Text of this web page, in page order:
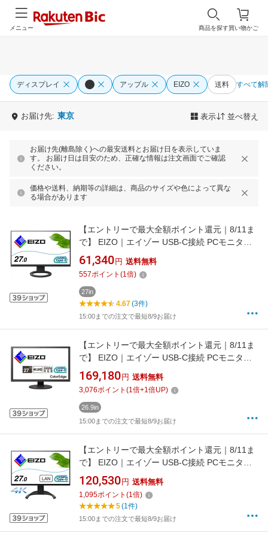
買い物かご
商品を探す
メニュー
ディスプレイ アップル EIZO 送料 すべて解
お届け先: 東京 表示 並べ替え
お届け先(離島除く)への最安送料とお届け日を表示していま
す。 お届け日は目安のため、正確な情報は注文画面でご確認
ください。
価格や送料、納期等の詳細は、商品のサイズや色によって異な
る場合があります
【エントリーで最大全額ポイント還元｜8/11ま
で】 EIZO｜エイゾー USB-C接続 PCモニター
FlexScan EV2720S ブラック EV2720S-BK [27
型 /WQHD(2560×1440） /ワイド /61Hz]
61,340 円 送料無料
557ポイント (1倍)
27in
4.67(3件)
15:00までの注文で最短8/9お届け
【エントリーで最大全額ポイント還元｜8/11ま
で】 EIZO｜エイゾー USB-C接続 PCモニター
ColorEdge ブラック CS2740-ZBK [26.9型
/4K(3840×2160） /ワイド /61Hz]
169,180 円 送料無料
3,076ポイント (1倍+1倍UP)
26.9in
15:00までの注文で最短8/9お届け
【エントリーで最大全額ポイント還元｜8/11ま
で】 EIZO｜エイゾー USB-C接続 PCモニター
FlexScan ブラック EV2740X-BK [27型
/4K(3840×2160） /ワイド /61Hz]
120,530 円 送料無料
1,095ポイント (1倍)
5(1件)
15:00までの注文で最短8/9お届け